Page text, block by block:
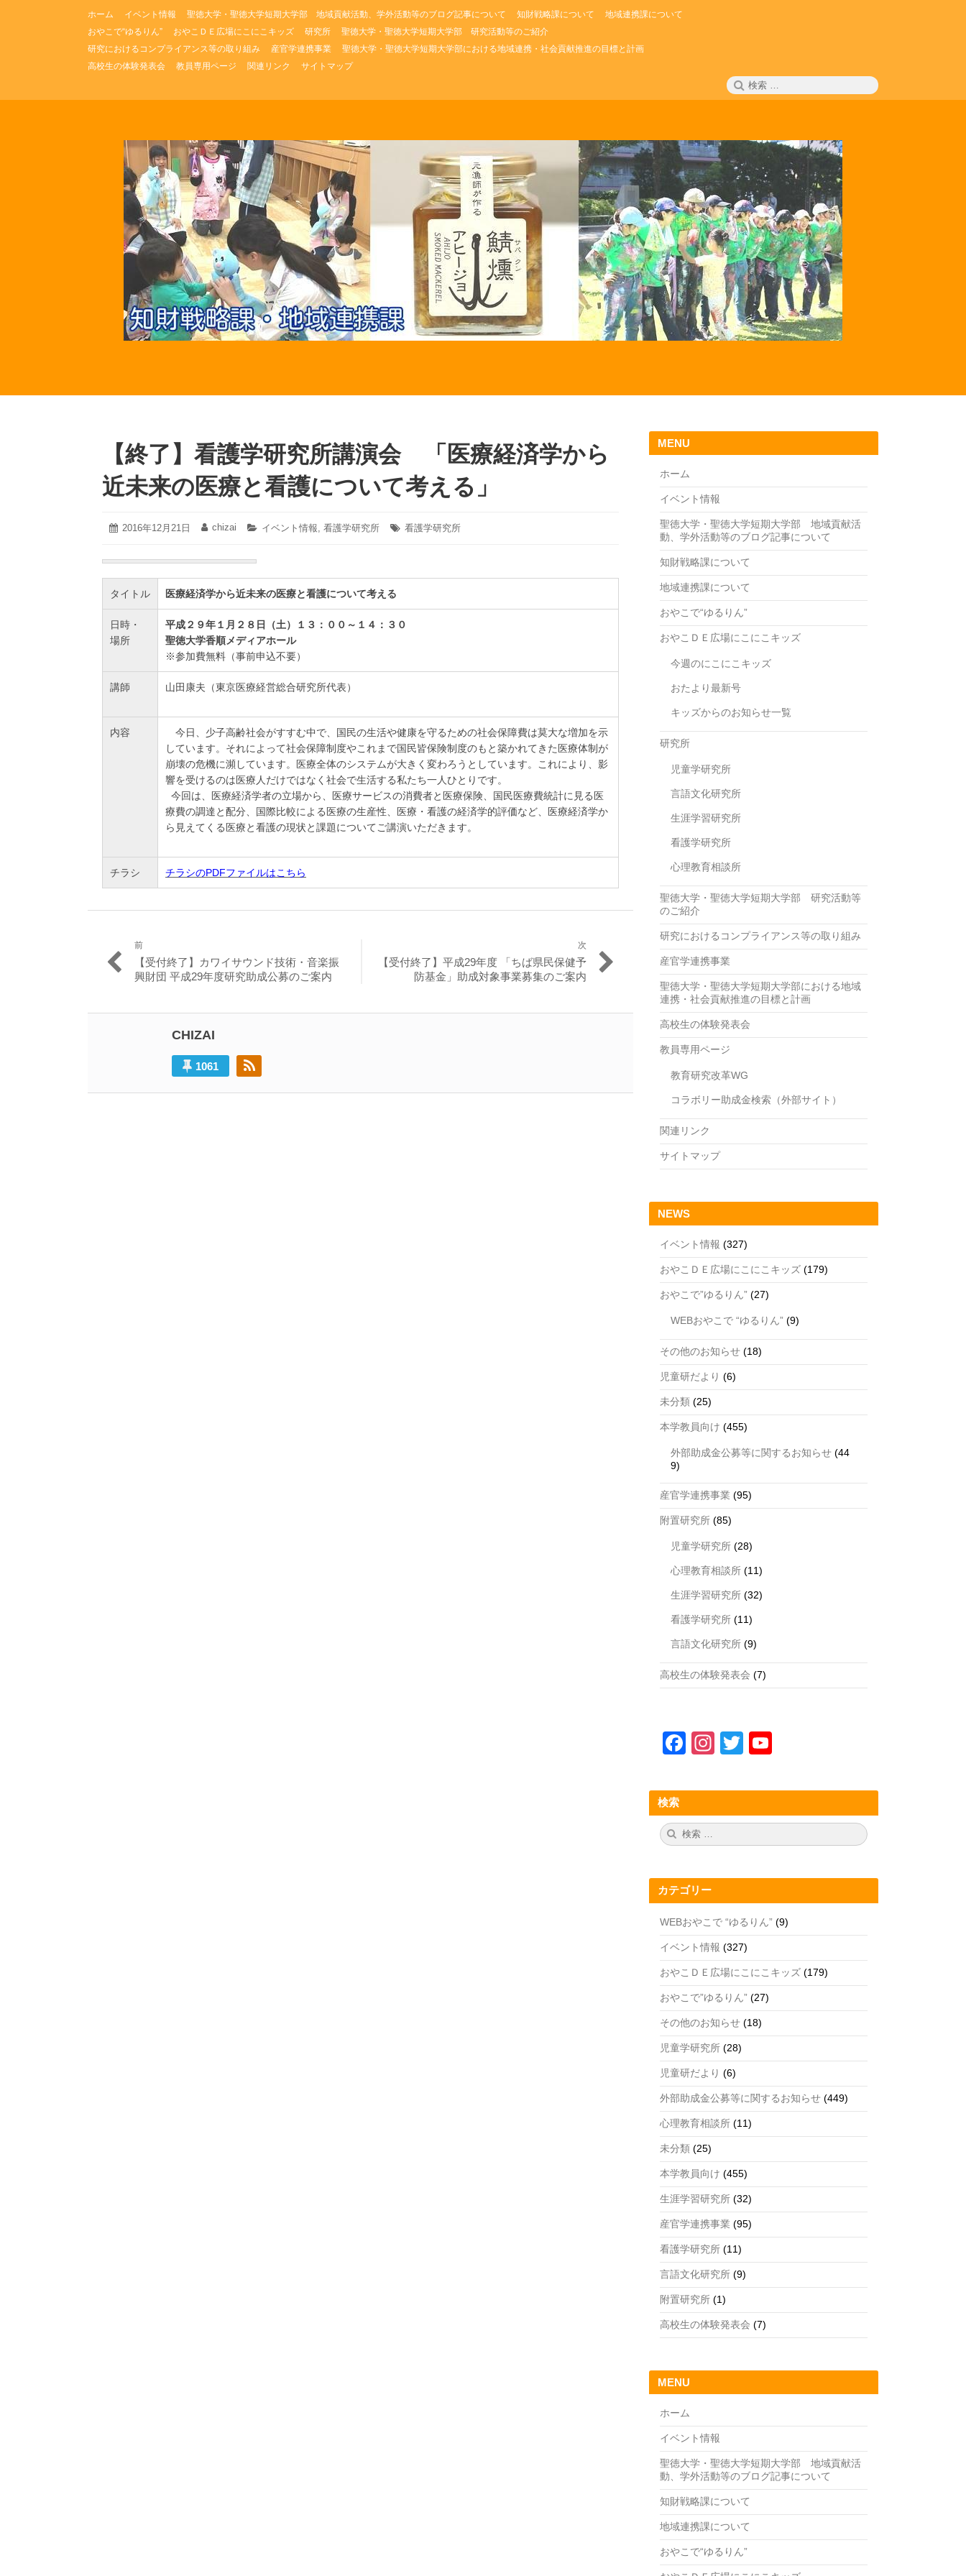
ス
ホーム イベント情報 聖徳大学・聖徳大学短期大学部 地域貢献活動、学外活動等のブログ記事について 知財戦略課について
地域連携課について
おやこで“ゆるりん”
おやこＤＥ広場にこにこキッズ 研究所
聖徳大学・聖徳大学短期大学部 研究活動等のご紹介
研究におけるコンプライアンス等の取り組み
産官学連携事業
聖徳大学・聖徳大学短期大学部における地域連携・社会貢献推進の目標と計画
高校生の体験発表会
教員専用ページ 関連リンク サイトマップ
検
索:
【終了】看護学研究所講演会 「医療経済学から
近未来の医療と看護について考える」
投
2016年12月21日
2023
月
日
投
chizai
カ
ー:
イベント情報, 看護学研究所
タ
看護学研究所
タイトル 医療経済学から近未来の医療と看護について考える
日時・
場所
平成２９年１月２８日（土）１３：００～１４：３０
聖徳大学香順メディアホール
※参加費無料（事前申込不要）
講師 山田康夫（東京医療経営総合研究所代表）
内容
今日、少子高齢社会がすすむ中で、国民の生活や健康を守るための社会保障費は莫大な増加を示
しています。それによって社会保障制度やこれまで国民皆保険制度のもと築かれてきた医療体制が
崩壊の危機に瀕しています。医療全体のシステムが大きく変わろうとしています。これにより、影
響を受けるのは医療人だけではなく社会で生活する私たち一人ひとりです。
今回は、医療経済学者の立場から、医療サービスの消費者と医療保険、国民医療費統計に見る医
療費の調達と配分、国際比較による医療の生産性、医療・看護の経済学的評価など、医療経済学か
ら見えてくる医療と看護の現状と課題についてご講演いただきます。
チラシ チラシのPDFファイルはこちら
投
稿
ビ
前
過
去
稿:
【受付終了】カワイサウンド技術・音楽振
興財団 平成29年度研究助成公募のご案内
次
【受付終了】平成29年度 「ちば県民保健予
防基金」助成対象事業募集のご案内
CHIZAI
1061
MENU
ホーム
イベント情報
聖徳大学・聖徳大学短期大学部 地域貢献活
動、学外活動等のブログ記事について
知財戦略課について
地域連携課について
おやこで“ゆるりん”
おやこＤＥ広場にこにこキッズ
今週のにこにこキッズ
おたより最新号
キッズからのお知らせ一覧
研究所
児童学研究所
言語文化研究所
生涯学習研究所
看護学研究所
心理教育相談所
聖徳大学・聖徳大学短期大学部 研究活動等
のご紹介
研究におけるコンプライアンス等の取り組み
産官学連携事業
聖徳大学・聖徳大学短期大学部における地域
連携・社会貢献推進の目標と計画
高校生の体験発表会
教員専用ページ
教育研究改革WG
コラボリー助成金検索（外部サイト）
関連リンク
サイトマップ
NEWS
イベント情報 (327)
おやこＤＥ広場にこにこキッズ (179)
おやこで”ゆるりん” (27)
WEBおやこで “ゆるりん” (9)
その他のお知らせ (18)
児童研だより (6)
未分類 (25)
本学教員向け (455)
外部助成金公募等に関するお知らせ (44
9)
産官学連携事業 (95)
附置研究所 (85)
児童学研究所 (28)
心理教育相談所 (11)
生涯学習研究所 (32)
看護学研究所 (11)
言語文化研究所 (9)
高校生の体験発表会 (7)
F
c
e
b
o
k
In
a
gr
T
tt
er
u
T
e
C
h
n
el
検索
検
索:
カテゴリー
WEBおやこで “ゆるりん” (9)
イベント情報 (327)
おやこＤＥ広場にこにこキッズ (179)
おやこで”ゆるりん” (27)
その他のお知らせ (18)
児童学研究所 (28)
児童研だより (6)
外部助成金公募等に関するお知らせ (449)
心理教育相談所 (11)
未分類 (25)
本学教員向け (455)
生涯学習研究所 (32)
産官学連携事業 (95)
看護学研究所 (11)
言語文化研究所 (9)
附置研究所 (1)
高校生の体験発表会 (7)
MENU
ホーム
イベント情報
聖徳大学・聖徳大学短期大学部 地域貢献活
動、学外活動等のブログ記事について
知財戦略課について
地域連携課について
おやこで“ゆるりん”